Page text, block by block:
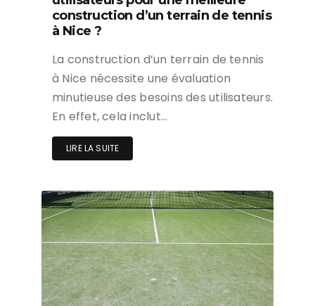
construction d’un terrain de tennis
à Nice ?
La construction d’un terrain de tennis
à Nice nécessite une évaluation
minutieuse des besoins des utilisateurs.
En effet, cela inclut…
LIRE LA SUITE